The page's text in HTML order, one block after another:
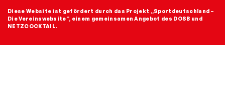
Diese Website ist gefördert durch das Projekt „Sportdeutschland –
Die Vereinswebsite”, einem gemeinsamen Angebot des DOSB und
NETZCOCKTAIL.